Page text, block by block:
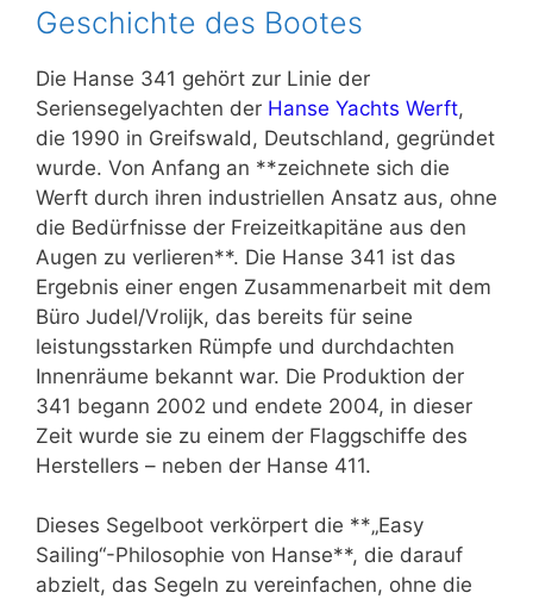
Geschichte des Bootes
Die Hanse 341 gehört zur Linie der
Seriensegelyachten der Hanse Yachts Werft,
die 1990 in Greifswald, Deutschland, gegründet
wurde. Von Anfang an **zeichnete sich die
Werft durch ihren industriellen Ansatz aus, ohne
die Bedürfnisse der Freizeitkapitäne aus den
Augen zu verlieren**. Die Hanse 341 ist das
Ergebnis einer engen Zusammenarbeit mit dem
Büro Judel/Vrolijk, das bereits für seine
leistungsstarken Rümpfe und durchdachten
Innenräume bekannt war. Die Produktion der
341 begann 2002 und endete 2004, in dieser
Zeit wurde sie zu einem der Flaggschiffe des
Herstellers – neben der Hanse 411.
Dieses Segelboot verkörpert die **„Easy
Sailing“-Philosophie von Hanse**, die darauf
abzielt, das Segeln zu vereinfachen, ohne die